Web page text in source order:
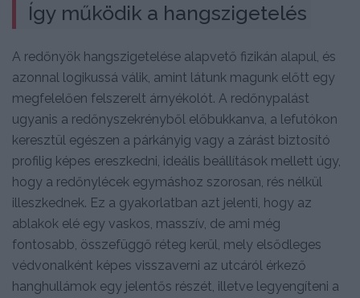
Így működik a hangszigetelés
A redőnyök hangszigetelése alapvető fizikán alapul, és
azonnal logikussá válik, amint látunk magunk előtt egy
megfelelően felszerelt árnyékolót. A redőnypalást
ugyanis a redőnyszekrényből előbukkanva, a lefutókon
keresztül egészen a párkányig vagy a zárást biztosító
profilig képes ereszkedni, ideális beállítások mellett úgy,
hogy a redőnylécek egymáshoz szorosan, rés nélkül
illeszkednek. Ez a gyakorlatban azt jelenti, hogy az
ablakok elé egy vaskos, masszív, de ami még
fontosabb, összefüggő réteg kerül, mely elsődleges
védvonalként képes visszaverni az utcáról érkező
hanghullámok egy jelentős részét, illetve legyengíteni a